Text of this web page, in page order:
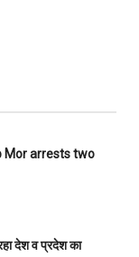
Mor arrests two
देश व प्रदेश का